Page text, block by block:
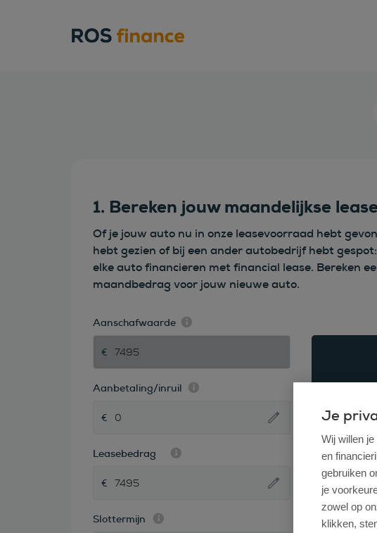
1. Bereken jouw maandelijkse
Of je jouw auto nu in onze leasevoorraad hebt
hebt gezien of bij een ander autobedrijf hebt
elke auto financieren met financial lease. Bereken
maandbedrag voor jouw nieuwe auto.
Aanschafwaarde
Aanbetaling/inruil
Leasebedrag
Slottermijn
Je
Wij willen
en
gebruiken
je
zowel op
klikken,